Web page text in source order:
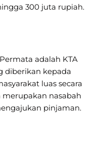
300 juta rupiah.
adalah KTA
diberikan kepada
luas secara
nasabah
pinjaman.